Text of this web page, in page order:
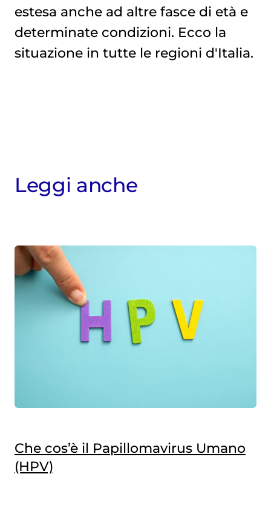
Leggi anche
Che cos’è il Papillomavirus Umano
(HPV)
estesa anche ad altre fasce di età e
determinate condizioni. Ecco la
situazione in tutte le regioni d'Italia.